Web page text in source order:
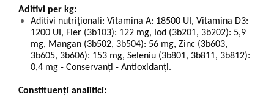
Aditivi per kg:
Aditivi nutriţionali: Vitamina A: 18500 UI, Vitamina D3:
1200 UI, Fier (3b103): 122 mg, Iod (3b201, 3b202): 5,9
mg, Mangan (3b502, 3b504): 56 mg, Zinc (3b603,
3b605, 3b606): 153 mg, Seleniu (3b801, 3b811, 3b812):
0,4 mg - Conservanţi - Antioxidanţi.
Constituenți analitici: